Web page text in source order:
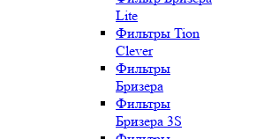
Lite
Фильтры Tion
Clever
Фильтры
Бризера
Фильтры
Бризера 3S